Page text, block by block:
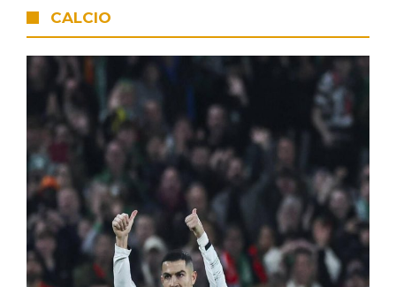
CALCIO